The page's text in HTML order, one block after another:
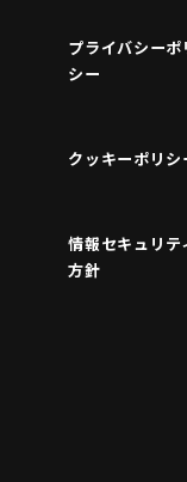
プライバシーポ
シー
クッキーポリシ
情報セキュリテ
方針